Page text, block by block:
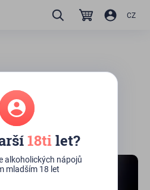
CZ
Jeho
dělení a
vín
18tilet?
alkoholických nápojů
mladším 18 let